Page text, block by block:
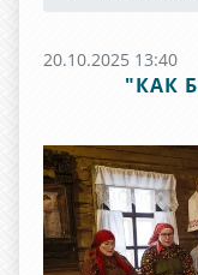
20.10.2025 13:40
"КАК